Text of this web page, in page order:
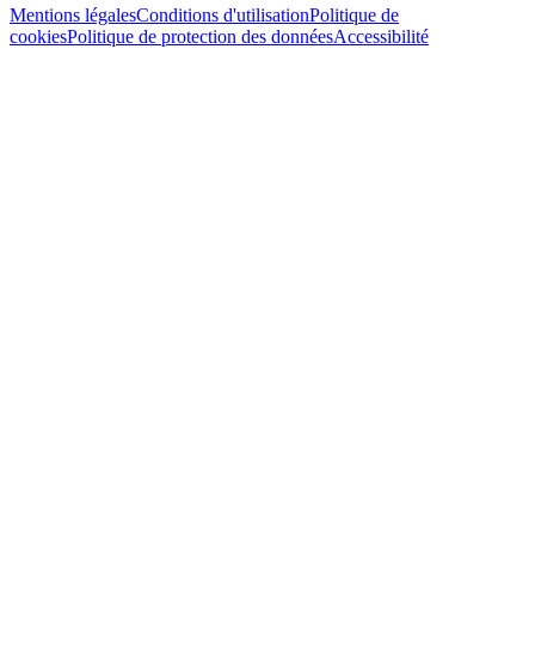
Mentions légalesConditions d'utilisationPolitique de
cookiesPolitique de protection des donnéesAccessibilité